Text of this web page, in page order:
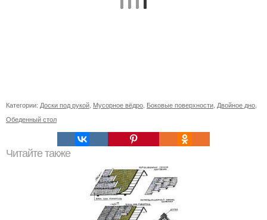
Категории: Доски под рукой Мусорное вёдро Боковые поверхности Двойное дно
Обеденный стол
Читайте также